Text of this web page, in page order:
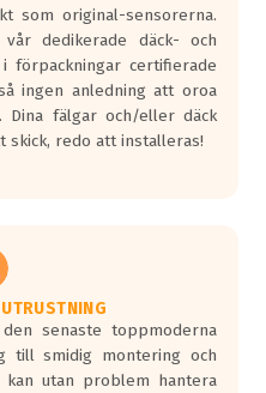
som original-sensorerna.
dedikerade däck- och
förpackningar certifierade
ingen anledning att oroa
fälgar och/eller däck
redo att installeras!
senaste toppmoderna
till smidig montering och
utan problem hantera